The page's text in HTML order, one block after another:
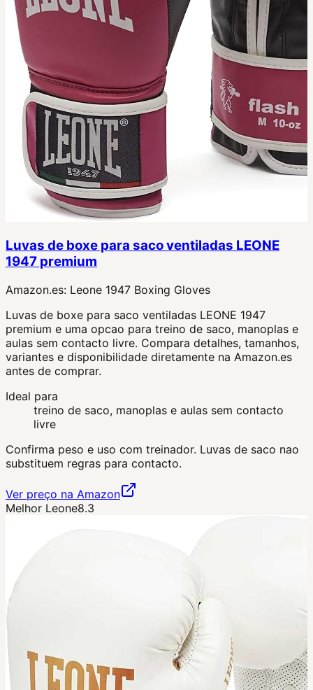
Luvas de boxe para saco ventiladas LEONE
1947 premium
Amazon.es: Leone 1947 Boxing Gloves
Luvas de boxe para saco ventiladas LEONE 1947
premium e uma opcao para treino de saco, manoplas e
aulas sem contacto livre. Compara detalhes, tamanhos,
variantes e disponibilidade diretamente na Amazon.es
antes de comprar.
Ideal para
treino de saco, manoplas e aulas sem contacto
livre
Confirma peso e uso com treinador. Luvas de saco nao
substituem regras para contacto.
Ver preço na Amazon
Melhor Leone8.3